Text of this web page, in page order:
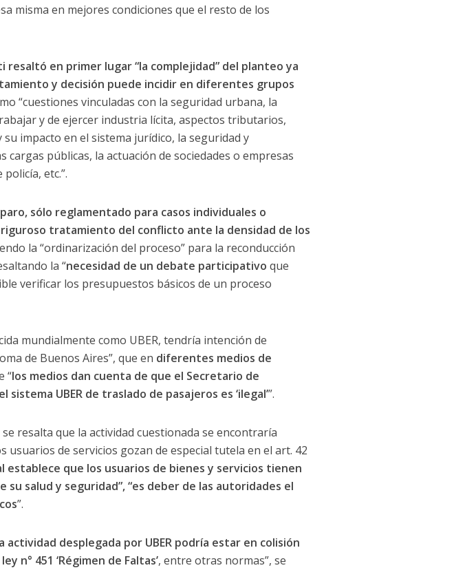
misma en mejores condiciones que el resto de los
en primer lugar “la complejidad” del planteo ya
y decisión puede incidir en diferentes grupos
“cuestiones vinculadas con la seguridad urbana, la
y de ejercer industria lícita, aspectos tributarios,
impacto en el sistema jurídico, la seguridad y
públicas, la actuación de sociedades o empresas
etc.”.
sólo reglamentado para casos individuales o
tratamiento del conflicto ante la densidad de los
la “ordinarización del proceso” para la reconducción
la “necesidad de un debate participativo que
verificar los presupuestos básicos de un proceso
mundialmente como UBER, tendría intención de
de Buenos Aires”, que en diferentes medios de
“los medios dan cuenta de que el Secretario de
UBER de traslado de pasajeros es ‘ilegal’”.
resalta que la actividad cuestionada se encontraría
usuarios de servicios gozan de especial tutela en el art. 42
establece que los usuarios de bienes y servicios tienen
salud y seguridad”, “es deber de las autoridades el
”.
desplegada por UBER podría estar en colisión
n° 451 ‘Régimen de Faltas’, entre otras normas”, se